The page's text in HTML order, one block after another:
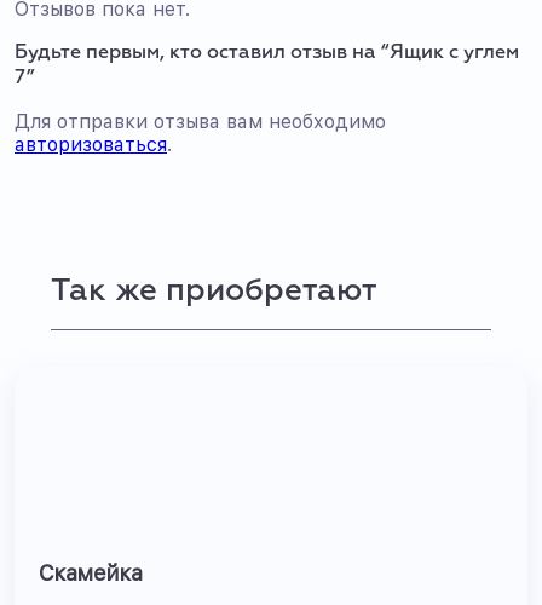
Отзывов пока нет.
Будьте первым, кто оставил отзыв на “Ящик с углем
7”
Для отправки отзыва вам необходимо
авторизоваться.
Так же приобретают
Скамейка